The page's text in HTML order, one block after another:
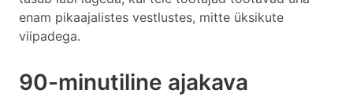
enam pikaajalistes vestlustes, mitte üksikute
viipadega.
90-minutiline ajakava